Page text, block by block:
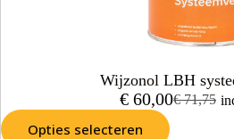
Wijzonol LBH
€71,75
€ 60,00
Opties selecteren